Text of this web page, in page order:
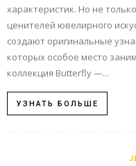
характеристик. Но не
ценителей ювелирного
создают оригинальные
которых особое место
коллекция Butterfly —...
УЗНАТЬ БОЛЬШЕ